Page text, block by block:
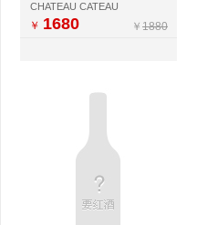
CHATEAU CATEAU
￥ 1680 ￥ 1880